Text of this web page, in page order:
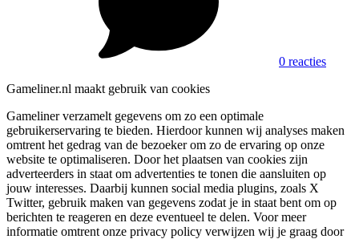
0 reacties
Gameliner.nl maakt gebruik van cookies
Gameliner verzamelt gegevens om zo een optimale
gebruikerservaring te bieden. Hierdoor kunnen wij analyses maken
omtrent het gedrag van de bezoeker om zo de ervaring op onze
website te optimaliseren. Door het plaatsen van cookies zijn
adverteerders in staat om advertenties te tonen die aansluiten op
jouw interesses. Daarbij kunnen social media plugins, zoals X
Twitter, gebruik maken van gegevens zodat je in staat bent om op
berichten te reageren en deze eventueel te delen. Voor meer
informatie omtrent onze privacy policy verwijzen wij je graag door